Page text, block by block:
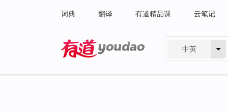
词典 翻译 有道精品课 云笔记
中英